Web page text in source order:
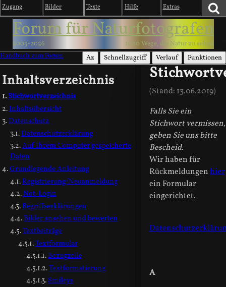
Zugang Bilder Texte Hilfe Extras
Forum für Naturfotografen
2003-2026
1000 Wege, die Natur zu sehen
Handbuch zum Forum
Az Schnellzugriff Verlauf Funktionen
Inhaltsverzeichnis
Stichwortverzeichnis
Inhaltsübersicht
Datenschutz
Datenschutzerklärung
Auf Ihrem Computer gespeicherte
Daten
Grundlegende Anleitung
Registrierung/Neuanmeldung
Not-Login
Begriffserklärungen
Bilder ansehen und bewerten
Textbeiträge
Textformular
Bezugzeile
Textformatierung
Smileys
(Stand: 13.06.2019)
Falls Sie ein
Stichwort vermissen,
geben Sie uns bitte
Bescheid.
Wir haben für
Rückmeldungenhier
ein Formular
eingerichtet.
A